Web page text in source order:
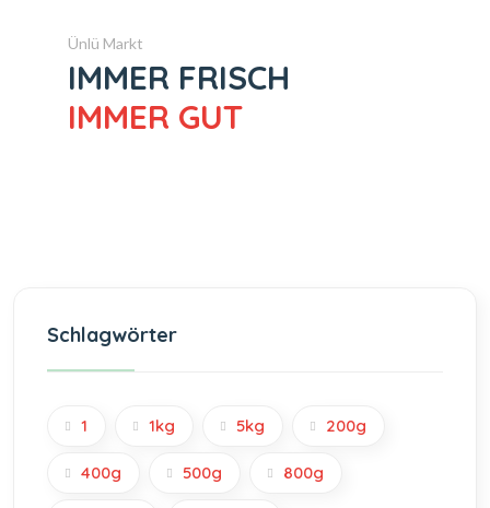
Ünlü Markt
IMMER FRISCH
IMMER GUT
Schlagwörter
1 1kg 5kg 200g
400g 500g 800g